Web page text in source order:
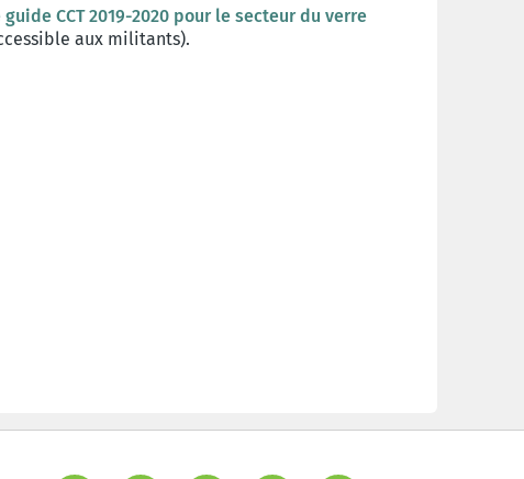
CCT 2019-2020 pour le secteur du verre
aux militants).